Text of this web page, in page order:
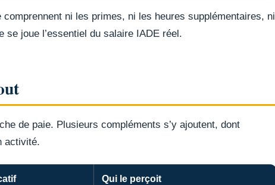
ni les primes, ni les heures supplémentaires, ni
se joue l’essentiel du salaire IADE réel.
de paie. Plusieurs compléments s’y ajoutent, dont
activité.
Qui le perçoit